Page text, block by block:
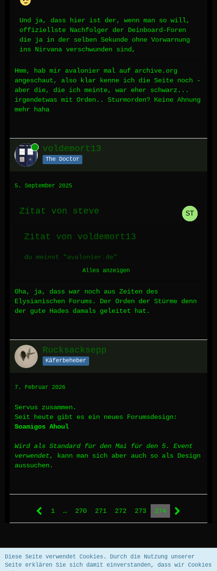
Und ja, dass hier ist der, wenn man so will,
offiziellste Nachfolger der Deinboard-Foren
die ja in der selben Sekunde ohne Vorwarnung
ins Nirvana verschwunden sind,
Hmm, hab mir avalonier mal auf archive.org
angeschaut, also klar kenne ich die Seite noch -
aber die, die ich meinte, war eher schwarz...
irgendetwas mit Orden.. Sturmorden? Keine Ahnung
mehr haha
Online voldemort13
The Doctor
5. September 2025
Zitat von steve
Zitat von voldemort13
du meinst "avalonier.de"
Und ja, dass hier ist der, wenn man so
will, offiziellste Nachfolger der
Deinboard-Foren die ja in der selben
Hmm, hab mir avalonier mal auf archive.org
angeschaut, also klar kenne ich die Seite noch
schwarz... irgendetwas mit Orden.. Sturmorden?
Alles anzeigen
Oha, ja, dass war noch aus Zeiten des
Elysianischen Forums. Der Orden der Stürme denn
der gute Hades damals geleitet hat.
Rucksacksepp
Käferbeheber
7. Februar 2026
Servus zusammen.
Seit heute gibt es ein neues Forumsdesign:
Soamigos Ahoul
Wird als Standard für den Mai für den 5. Event
verwendet, kann man sich aber auch so als Design
aussuchen.
1 … 270 271 272 273 274
Diese Seite verwendet Cookies. Durch die Nutzung unserer
Seite erklären Sie sich damit einverstanden, dass wir Cookies